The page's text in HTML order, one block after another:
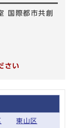
国際都市共創
さい
東山区